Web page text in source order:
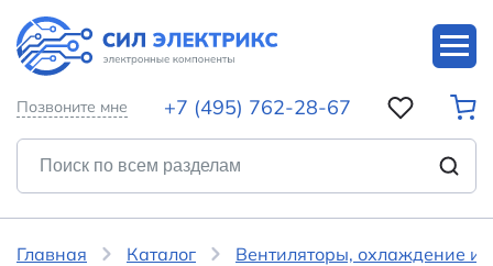
Позвоните мне +7 (495) 762-28-67
Главная Каталог Вентиляторы, охлаждение и